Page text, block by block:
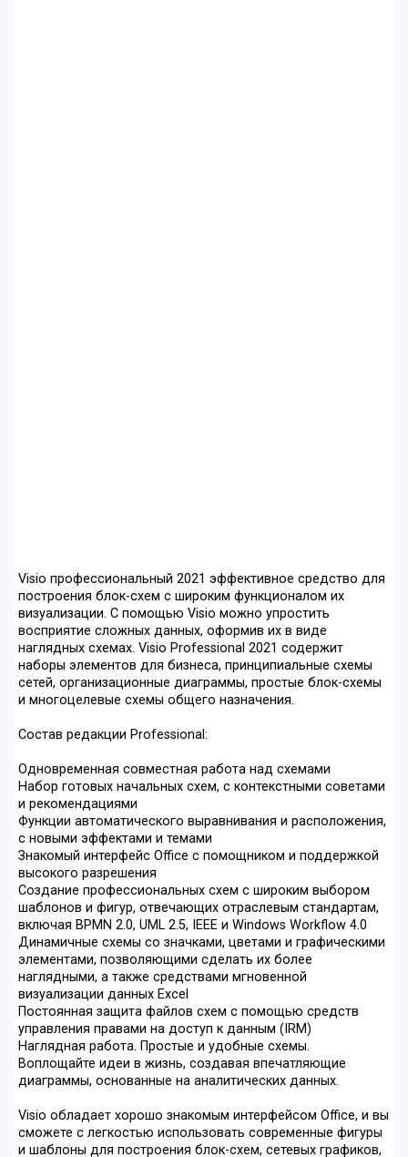
Visio профессиональный 2021 эффективное средство для
построения блок-схем с широким функционалом их
визуализации. С помощью Visio можно упростить
восприятие сложных данных, оформив их в виде
наглядных схемах. Visio Professional 2021 содержит
наборы элементов для бизнеса, принципиальные схемы
сетей, организационные диаграммы, простые блок-схемы
и многоцелевые схемы общего назначения.
Состав редакции Professional:
Одновременная совместная работа над схемами
Набор готовых начальных схем, с контекстными советами
и рекомендациями
Функции автоматического выравнивания и расположения,
с новыми эффектами и темами
Знакомый интерфейс Office c помощником и поддержкой
высокого разрешения
Создание профессиональных схем с широким выбором
шаблонов и фигур, отвечающих отраслевым стандартам,
включая BPMN 2.0, UML 2.5, IEEE и Windows Workflow 4.0
Динамичные схемы со значками, цветами и графическими
элементами, позволяющими сделать их более
наглядными, а также средствами мгновенной
визуализации данных Excel
Постоянная защита файлов схем с помощью средств
управления правами на доступ к данным (IRM)
Наглядная работа. Простые и удобные схемы.
Воплощайте идеи в жизнь, создавая впечатляющие
диаграммы, основанные на аналитических данных.
Visio обладает хорошо знакомым интерфейсом Office, и вы
сможете с легкостью использовать современные фигуры
и шаблоны для построения блок-схем, сетевых графиков,